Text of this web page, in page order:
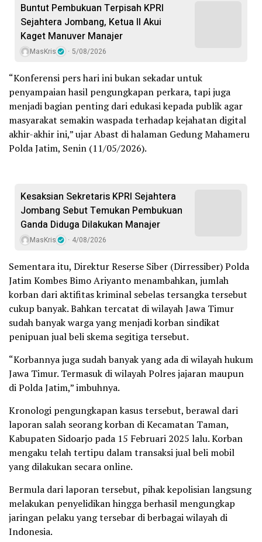
Buntut Pembukuan Terpisah KPRI
Sejahtera Jombang, Ketua II Akui
Kaget Manuver Manajer
MasKris 5/08/2026
“Konferensi pers hari ini bukan sekadar untuk
penyampaian hasil pengungkapan perkara, tapi juga
menjadi bagian penting dari edukasi kepada publik agar
masyarakat semakin waspada terhadap kejahatan digital
akhir-akhir ini,” ujar Abast di halaman Gedung Mahameru
Polda Jatim, Senin (11/05/2026).
Kesaksian Sekretaris KPRI Sejahtera
Jombang Sebut Temukan Pembukuan
Ganda Diduga Dilakukan Manajer
MasKris 4/08/2026
Sementara itu, Direktur Reserse Siber (Dirressiber) Polda
Jatim Kombes Bimo Ariyanto menambahkan, jumlah
korban dari aktifitas kriminal sebelas tersangka tersebut
cukup banyak. Bahkan tercatat di wilayah Jawa Timur
sudah banyak warga yang menjadi korban sindikat
penipuan jual beli skema segitiga tersebut.
“Korbannya juga sudah banyak yang ada di wilayah hukum
Jawa Timur. Termasuk di wilayah Polres jajaran maupun
di Polda Jatim,” imbuhnya.
Kronologi pengungkapan kasus tersebut, berawal dari
laporan salah seorang korban di Kecamatan Taman,
Kabupaten Sidoarjo pada 15 Februari 2025 lalu. Korban
mengaku telah tertipu dalam transaksi jual beli mobil
yang dilakukan secara online.
Bermula dari laporan tersebut, pihak kepolisian langsung
melakukan penyelidikan hingga berhasil mengungkap
jaringan pelaku yang tersebar di berbagai wilayah di
Indonesia.